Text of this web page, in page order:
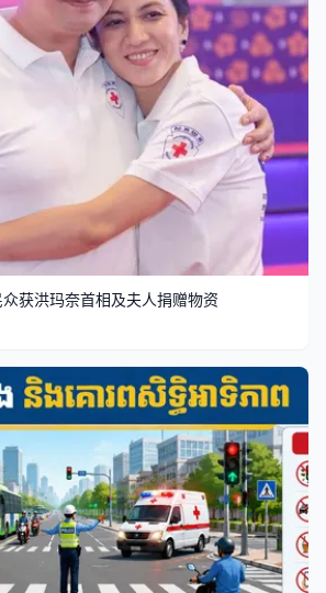
获洪玛奈首相及夫人捐赠物资